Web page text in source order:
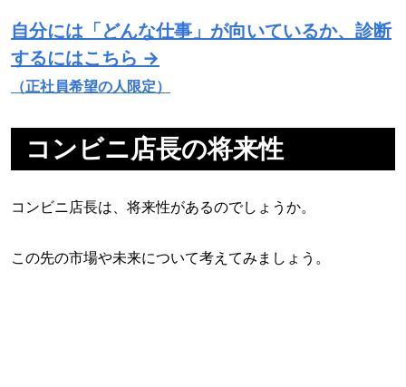
自分には「どんな仕事」が向いているか、診断
するにはこちら →
（正社員希望の人限定）
コンビニ店長の将来性
コンビニ店長は、将来性があるのでしょうか。
この先の市場や未来について考えてみましょう。